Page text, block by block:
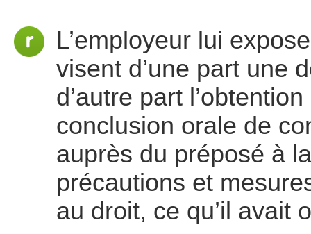
L’employeur lui
visent d’une part une
d’autre part
conclusion orale de
auprès du préposé à
précautions et
au droit, ce qu’il avait